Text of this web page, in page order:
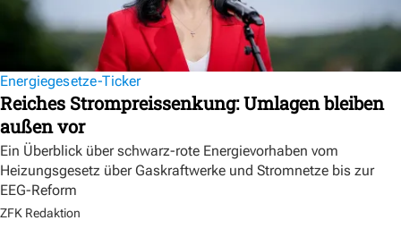
Energiegesetze-Ticker
Reiches Strompreissenkung: Umlagen bleiben
außen vor
Ein Überblick über schwarz-rote Energievorhaben vom
Heizungsgesetz über Gaskraftwerke und Stromnetze bis zur
EEG-Reform
ZFK Redaktion